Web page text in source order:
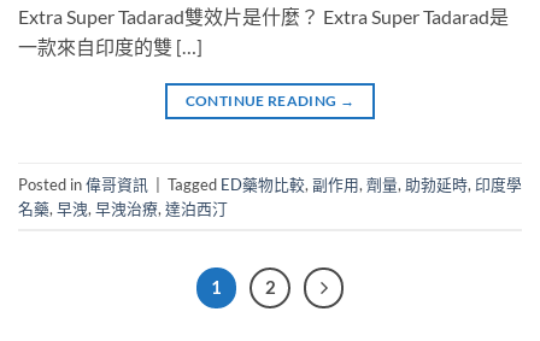
Extra Super Tadarad雙效片是什麼？ Extra Super Tadarad是
一款來自印度的雙 […]
CONTINUE READING →
Posted in偉哥資訊 | Tagged ED藥物比較, 副作用, 劑量, 助勃延時, 印度學
名藥, 早洩, 早洩治療, 達泊西汀
1 2